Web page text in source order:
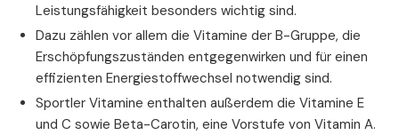
Leistungsfähigkeit besonders wichtig sind.
Dazu zählen vor allem die Vitamine der B-Gruppe, die
Erschöpfungszuständen entgegenwirken und für einen
effizienten Energiestoffwechsel notwendig sind.
Sportler Vitamine enthalten außerdem die Vitamine E
und C sowie Beta-Carotin, eine Vorstufe von Vitamin A.